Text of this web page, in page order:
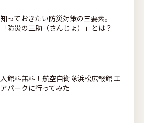
知っておきたい防災対策の三要素。
「防災の三助（さんじょ）」とは？
入館料無料！航空自衛隊浜松広報館 エ
アパークに行ってみた